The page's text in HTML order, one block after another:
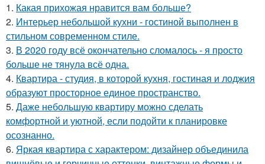
1. Какая прихожая нравится вам больше?
2. Интерьер небольшой кухни - гостиной выполнен в
стильном современном стиле.
3. В 2020 году всё окончательно сломалось - я просто
больше не тянула всё одна.
4. Квартира - студия, в которой кухня, гостиная и лоджия
образуют просторное единое пространство.
5. Даже небольшую квартиру можно сделать
комфортной и уютной, если подойти к планировке
осознанно.
6. Яркая квартира с характером: дизайнер объединила